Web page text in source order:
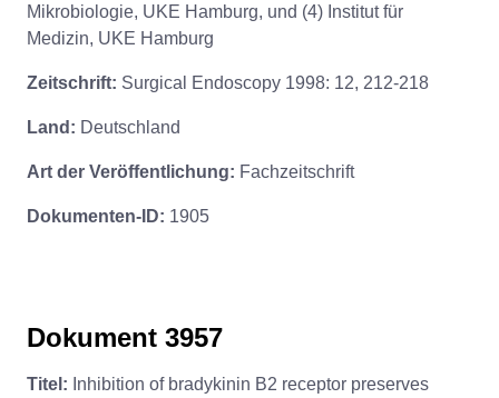
Mikrobiologie, UKE Hamburg, und (4) Institut für
Medizin, UKE Hamburg
Zeitschrift: Surgical Endoscopy 1998: 12, 212-218
Land: Deutschland
Art der Veröffentlichung: Fachzeitschrift
Dokumenten-ID: 1905
Dokument 3957
Titel: Inhibition of bradykinin B2 receptor preserves